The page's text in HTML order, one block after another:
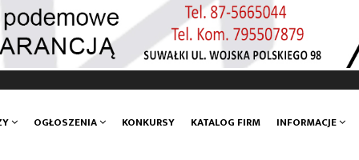
OGŁOSZENIA KONKURSY KATALOG FIRM INFORMACJE